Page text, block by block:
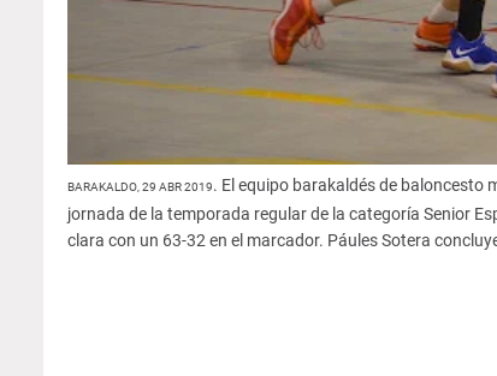
BARAKALDO, 29 ABR 2019. El equipo barakaldés de baloncesto
jornada de la temporada regular de la categoría Senior
clara con un 63-32 en el marcador. Páules Sotera